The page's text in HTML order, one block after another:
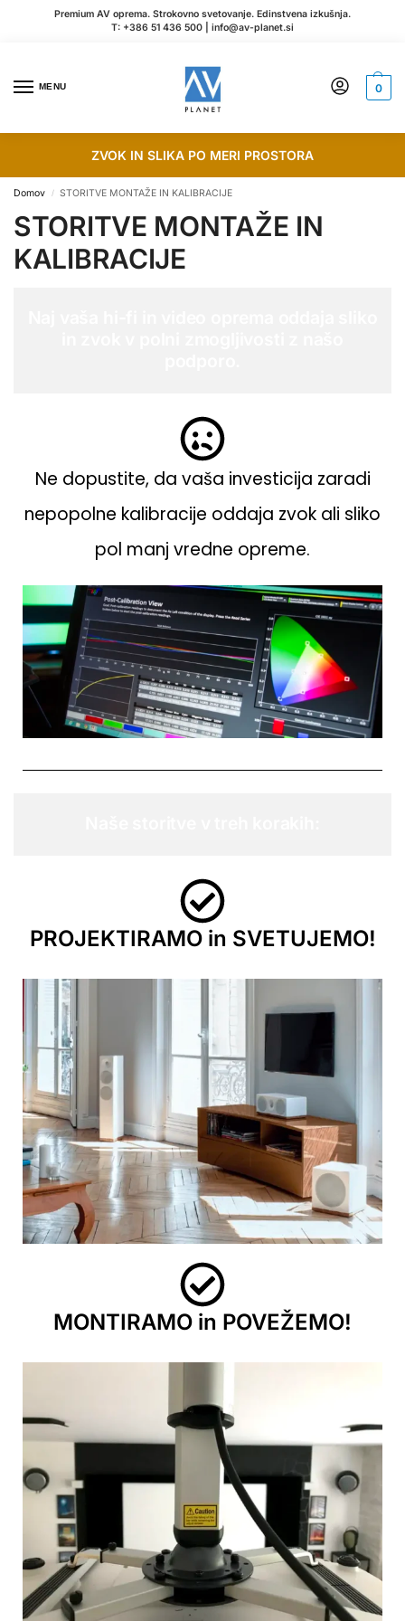
Premium AV oprema. Strokovno svetovanje. Edinstvena izkušnja.
T: +386 51 436 500 info@av-planet.si
MENU 0
ZVOK IN SLIKA PO MERI PROSTORA
Domov / STORITVE MONTAŽE IN KALIBRACIJE
STORITVE MONTAŽE IN
KALIBRACIJE
Ne dopustite, da vaša investicija zaradi
nepopolne kalibracije oddaja zvok ali sliko
pol manj vredne opreme.
PROJEKTIRAMO in SVETUJEMO!
MONTIRAMO in POVEŽEMO!